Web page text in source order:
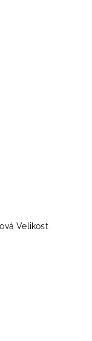
Velikost